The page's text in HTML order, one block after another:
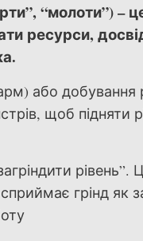
“молоти”) –
ресурси,
або
щоб підняти
грінд